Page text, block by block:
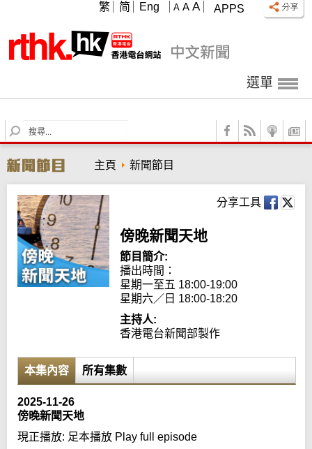
APPS
A A A
繁 简 Eng
選單
S
e
r
c
h
主頁 新聞節目
分享工具
傍晚新聞天地
節目簡介:
播出時間：
星期一至五 18:00-19:00
星期六／日 18:00-18:20
主持人:
香港電台新聞部製作
本集內容 所有集數
2025-11-26
傍晚新聞天地
現正播放: 足本播放 Play full episode